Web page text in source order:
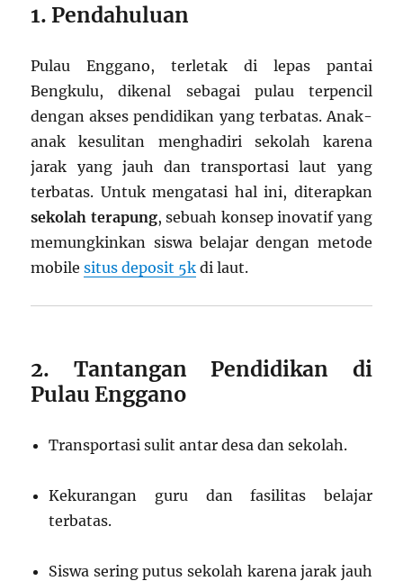
1. Pendahuluan
Pulau Enggano, terletak di lepas pantai
Bengkulu, dikenal sebagai pulau terpencil
dengan akses pendidikan yang terbatas. Anak-
anak kesulitan menghadiri sekolah karena
jarak yang jauh dan transportasi laut yang
terbatas. Untuk mengatasi hal ini, diterapkan
sekolah terapung, sebuah konsep inovatif yang
memungkinkan siswa belajar dengan metode
mobilesitus deposit 5k di laut.
2. Tantangan Pendidikan di
Pulau Enggano
Transportasi sulit antar desa dan sekolah.
Kekurangan guru dan fasilitas belajar
terbatas.
Siswa sering putus sekolah karena jarak jauh